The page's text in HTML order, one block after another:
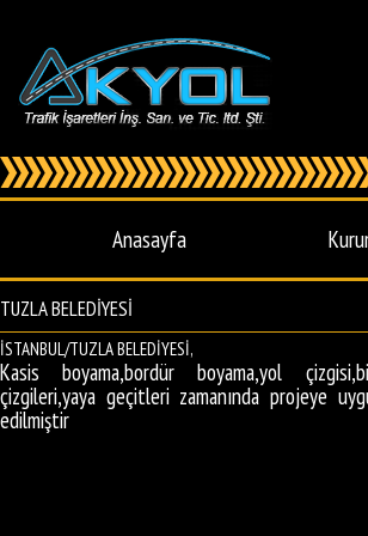
Anasayfa
TUZLA BELEDİYESİ
İSTANBUL/TUZLA BELEDİYESİ,
Kasis boyama,bordür boyama,yol
çizgileri,yaya geçitleri zamanında projeye
edilmiştir